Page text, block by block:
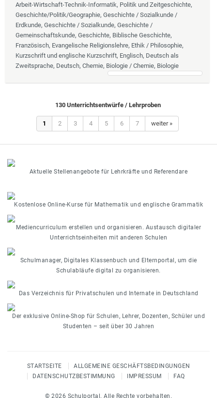
Arbeit-Wirtschaft-Technik-Informatik, Politik und Zeitgeschichte,
Geschichte/Politik/Geographie, Geschichte / Sozialkunde /
Erdkunde, Geschichte / Sozialkunde, Geschichte /
Gemeinschaftskunde, Geschichte, Biblische Geschichte,
Französisch, Evangelische Religionslehre, Ethik / Philosophie,
Kurzschrift und englische Kurzschrift, Englisch, Deutsch als
Zweitsprache, Deutsch, Chemie, Biologie / Chemie, Biologie
130 Unterrichtsentwürfe / Lehrproben
1 2 3 4 5 6 7 weiter »
Aktuelle Stellenangebote für Lehrkräfte und Referendare
Kostenlose Online-Kurse für Mathematik und englische Grammatik
Mediencurriculum erstellen und organisieren. Austausch digitaler
Unterrichtseinheiten mit anderen Schulen
Schulmanager, Digitales Klassenbuch und Elternportal, um die
Schulabläufe digital zu organisieren.
Das Verzeichnis für Privatschulen und Internate in Deutschland
Der exklusive Online-Shop für Schulen, Lehrer, Dozenten, Schüler und
Studenten – seit über 30 Jahren
STARTSEITE
ALLGEMEINE GESCHÄFTSBEDINGUNGEN
DATENSCHUTZBESTIMMUNG
IMPRESSUM FAQ
© 2026 Schulportal. Alle Rechte vorbehalten.